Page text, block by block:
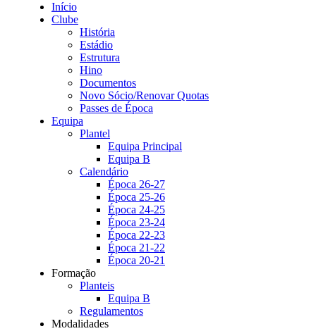
Início
Clube
História
Estádio
Estrutura
Hino
Documentos
Novo Sócio/Renovar Quotas
Passes de Época
Equipa
Plantel
Equipa Principal
Equipa B
Calendário
Época 26-27
Época 25-26
Época 24-25
Época 23-24
Época 22-23
Época 21-22
Época 20-21
Formação
Planteis
Equipa B
Regulamentos
Modalidades